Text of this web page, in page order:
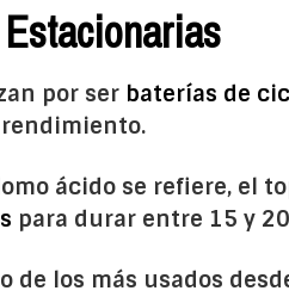
por ser baterías de
ácido se refiere, el
para durar entre 15 y
de los más usados